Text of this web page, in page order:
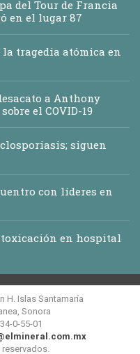
del Tour de Francia
en el lugar 87
tragedia atómica en
a Anthony
el COVID-19
siguen
con líderes en
en hospital
H. Islas Santamaría
Sonora
0-55-01